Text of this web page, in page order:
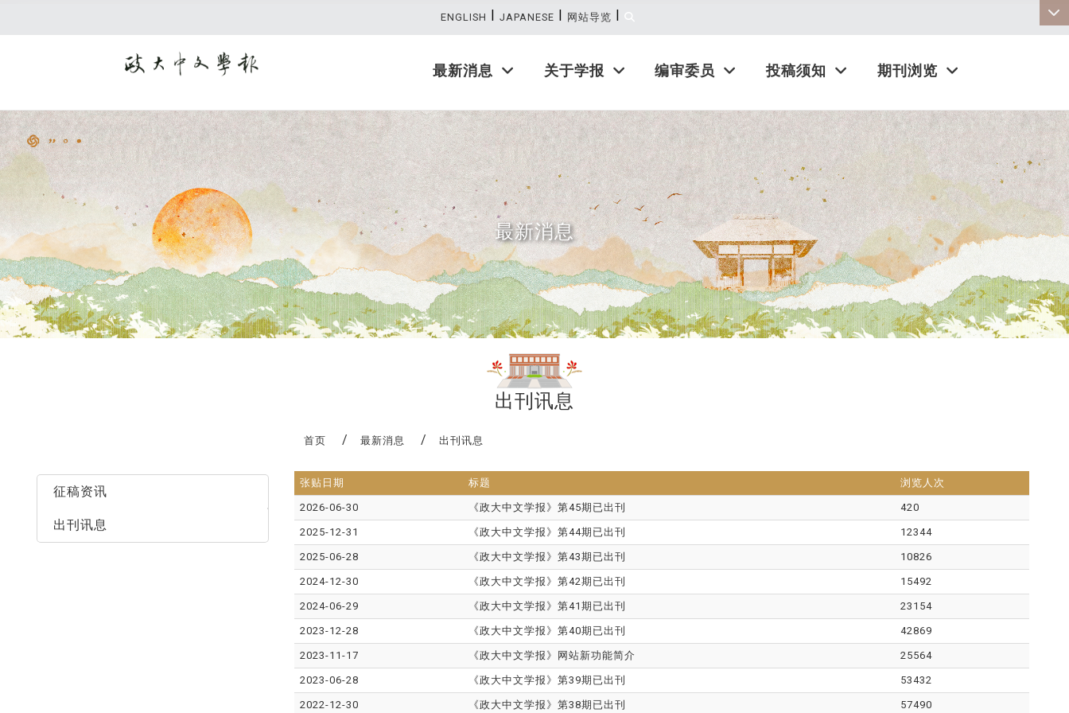
最新消息 关于学报 编审委员 投稿须知 期刊浏览
ENGLISH | JAPANESE | 网站导览 |
最新消息
出刊讯息
征稿资讯
出刊讯息
首页 最新消息 出刊讯息
张贴日期 标题 浏览人次
2026-06-30 《政大中文学报》第45期已出刊 420
2025-12-31 《政大中文学报》第44期已出刊 12344
2025-06-28 《政大中文学报》第43期已出刊 10826
2024-12-30 《政大中文学报》第42期已出刊 15492
2024-06-29 《政大中文学报》第41期已出刊 23154
2023-12-28 《政大中文学报》第40期已出刊 42869
2023-11-17 《政大中文学报》网站新功能简介 25564
2023-06-28 《政大中文学报》第39期已出刊 53432
2022-12-30 《政大中文学报》第38期已出刊 57490